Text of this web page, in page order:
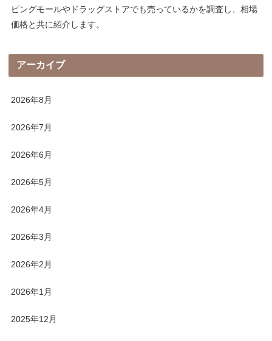
ピングモールやドラッグストアでも売っているかを調査し、相場
価格と共に紹介します。
アーカイブ
2026年8月
2026年7月
2026年6月
2026年5月
2026年4月
2026年3月
2026年2月
2026年1月
2025年12月